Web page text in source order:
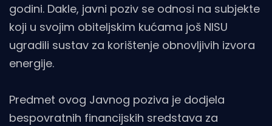
godini. Dakle, javni poziv se odnosi na subjekte
koji u svojim obiteljskim kućama još NISU
ugradili sustav za korištenje obnovljivih izvora
energije.
Predmet ovog Javnog poziva je dodjela
bespovratnih financijskih sredstava za